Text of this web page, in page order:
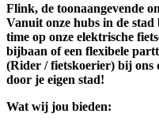
Flink, de toonaangevende
Vanuit onze hubs in de
time op onze elektrische
bijbaan of een flexibele
(Rider / fietskoerier) bij ons
door je eigen stad!
Wat wij jou bieden: